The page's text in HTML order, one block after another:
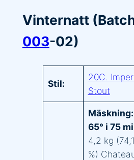
Vinternatt
003-02)
Stil:
20C.
Stout
Mäskning:
65° i 75
4,2 kg (74,1
%)